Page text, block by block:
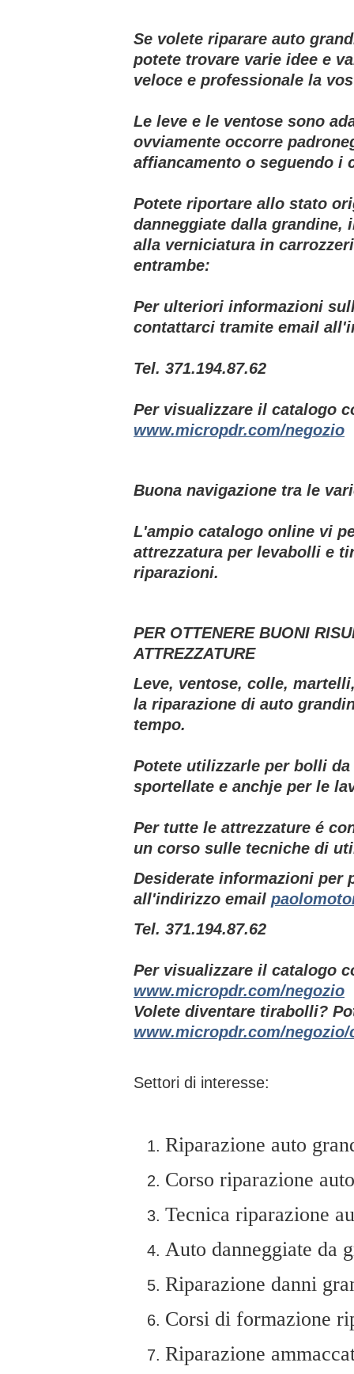
Se volete riparare auto
potete trovare varie idee e
veloce e professionale la
Le leve e le ventose sono
ovviamente occorre
affiancamento o seguendo i
Potete riportare allo stato
danneggiate dalla grandine,
alla verniciatura in
entrambe:
Per ulteriori informazioni
contattarci tramite email
Tel. 371.194.87.62
Per visualizzare il catalogo
www.micropdr.com/negozio
Buona navigazione tra le
L'ampio catalogo online vi
attrezzatura per levabolli e
riparazioni.
PER OTTENERE BUONI
ATTREZZATURE
Leve, ventose, colle,
la riparazione di auto
tempo.
Potete utilizzarle per bolli
sportellate e anchje per le
Per tutte le attrezzature é
un corso sulle tecniche di
Desiderate informazioni per
all'indirizzo email
Tel. 371.194.87.62
Per visualizzare il catalogo
www.micropdr.com/negozio
Volete diventare tirabolli?
www.micropdr.com/
Settori di interesse:
Riparazione auto
Corso riparazione
Tecnica riparazione
Auto danneggiate da
Riparazione danni
Corsi di formazione
Riparazione